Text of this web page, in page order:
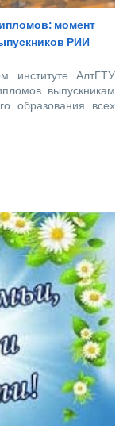
момент
РИИ
институте АлтГТУ
выпускникам
образования всех
которым предстоит
нашей великой